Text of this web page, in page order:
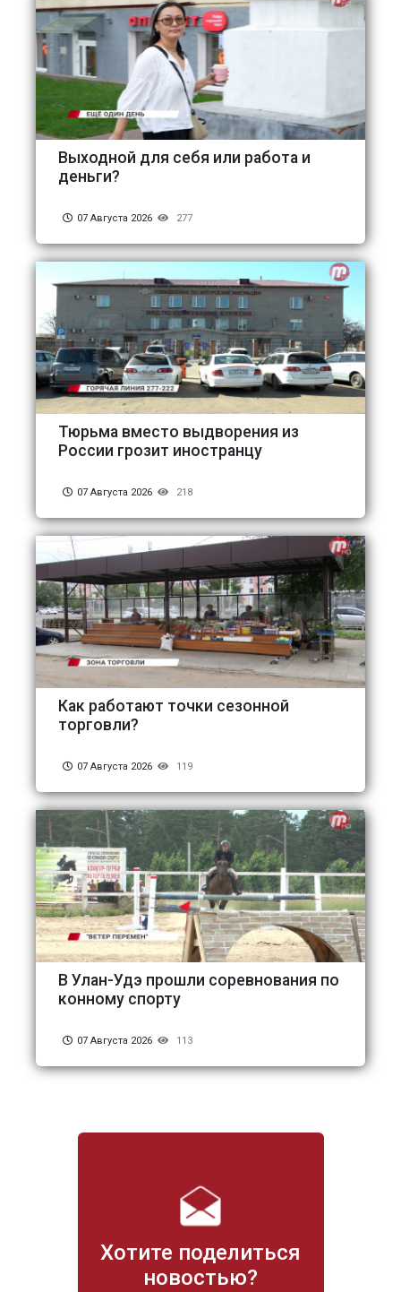
Хотите поделиться
новостью?
Выходной для себя или работа и
деньги?
07 Августа 2026 277
Тюрьма вместо выдворения из
России грозит иностранцу
07 Августа 2026 218
Как работают точки сезонной
торговли?
07 Августа 2026 119
В Улан-Удэ прошли соревнования по
конному спорту
07 Августа 2026 113